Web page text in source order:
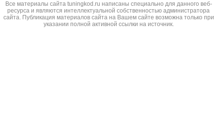
Все материалы сайта tuningkod.ru написаны специально для данного веб-
ресурса и являются интеллектуальной собственностью администратора
сайта. Публикация материалов сайта на Вашем сайте возможна только при
указании полной активной ссылки на источник.